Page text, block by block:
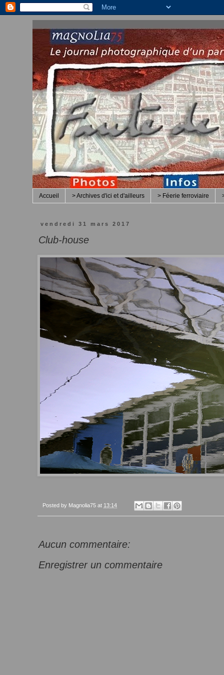
Accueil > Archives d'ici et d'ailleurs > Féerie ferroviaire
vendredi 31 mars 2017
Club-house
Posted by Magnolia75 at 13:14
Aucun commentaire:
Enregistrer un commentaire